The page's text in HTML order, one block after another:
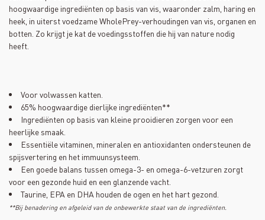
hoogwaardige ingrediënten op basis van vis, waaronder zalm, haring en
heek, in uiterst voedzame WholePrey-verhoudingen van vis, organen en
botten. Zo krijgt je kat de voedingsstoffen die hij van nature nodig
heeft.
Voor volwassen katten.
65% hoogwaardige dierlijke ingrediënten**
Ingrediënten op basis van kleine prooidieren zorgen voor een
heerlijke smaak.
Essentiële vitaminen, mineralen en antioxidanten ondersteunen de
spijsvertering en het immuunsysteem.
Een goede balans tussen omega-3- en omega-6-vetzuren zorgt
voor een gezonde huid en een glanzende vacht.
Taurine, EPA en DHA houden de ogen en het hart gezond.
**Bij benadering en afgeleid van de onbewerkte staat van de ingrediënten.